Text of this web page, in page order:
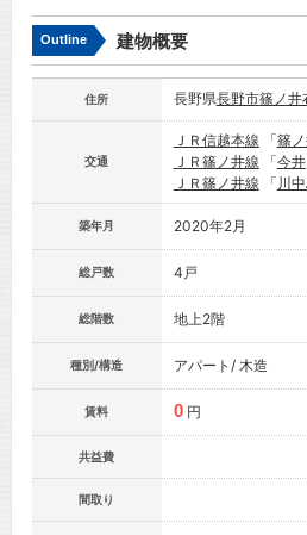
Outline 建物概要
住所 長野県長野市篠ノ井
交通
ＪＲ信越本線 「篠
ＪＲ篠ノ井線 「今井
ＪＲ篠ノ井線 「 川
築年月 2020年2月
総戸数 4戸
総階数 地上2階
種別/構造 アパート/ 木造
賃料 0 円
共益費
間取り